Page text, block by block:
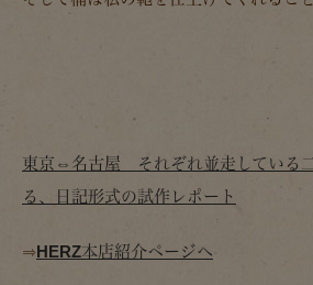
東京⇔名古屋 それぞれ並走している
る、日記形式の試作レポート
⇒HERZ本店紹介ページへ